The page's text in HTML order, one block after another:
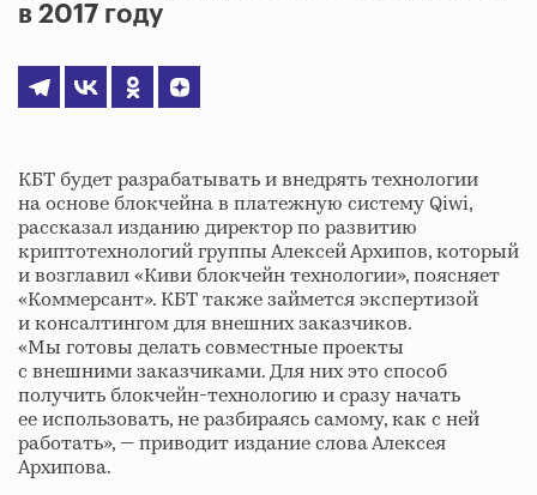
в 2017 году
КБТ будет разрабатывать и внедрять технологии
на основе блокчейна в платежную систему Qiwi,
рассказал изданию директор по развитию
криптотехнологий группы Алексей Архипов, который
и возглавил «Киви блокчейн технологии», поясняет
«Коммерсант». КБТ также займется экспертизой
и консалтингом для внешних заказчиков.
«Мы готовы делать совместные проекты
с внешними заказчиками. Для них это способ
получить блокчейн-технологию и сразу начать
ее использовать, не разбираясь самому, как с ней
работать», — приводит издание слова Алексея
Архипова.